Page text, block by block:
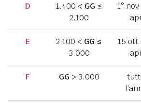
D 1.400 < GG ≤
2.100
1°
E 2.100 < GG ≤
3.000
15 ott
F GG > 3.000